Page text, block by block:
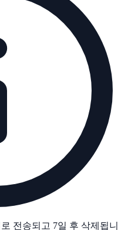
전송되고 7일 후 삭제됩니